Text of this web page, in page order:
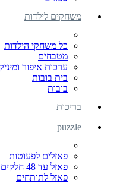
משחקים לילדות
כל משחקי הילדות
מטבחים
ערכות איפור
בית בובות
בובות
בריכות
puzzle
פאזלים לפעוטות
פאזל עד 48 חלקים
פאזל לתותחים